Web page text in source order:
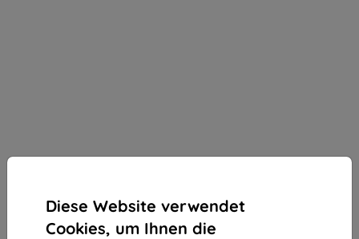
Diese Website verwendet
Cookies, um Ihnen die